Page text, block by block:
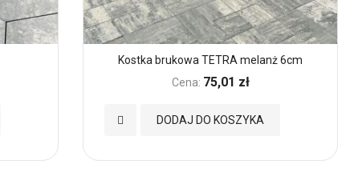
Kostka brukowa TETRA melanż 6cm
Cena: 75,01 zł
DODAJ DO KOSZYKA
Dodaj